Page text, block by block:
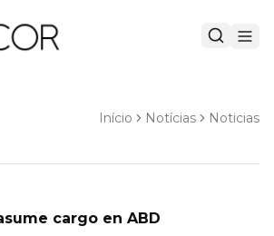
Início Notícias Noticias
cargo en ABD